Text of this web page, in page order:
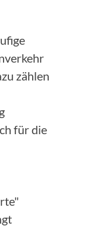
zählen
für die